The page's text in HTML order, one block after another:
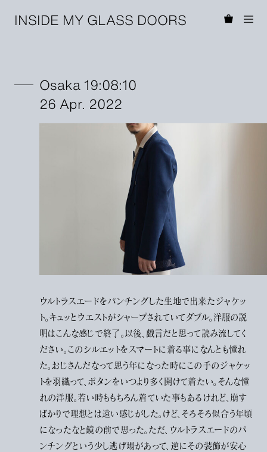
INSIDE MY GLASS DOORS
Osaka 19:08:10
26 Apr. 2022
ウルトラスエードをパンチングした生地で出来たジャケッ
ト。キュッとウエストがシャープされていてダブル。洋服の説
明はこんな感じで終了。以後、戯言だと思って読み流してく
ださい。このシルエットをスマートに着る事になんとも憧れ
た。おじさんだなって思う年になった時にこの手のジャケッ
トを羽織って、ボタンをいつより多く開けて着たい。そんな憧
れの洋服。若い時ももちろん着ていた事もあるけれど、崩す
ばかりで理想とは遠い感じがした。けど、そろそろ似合う年頃
になったなと鏡の前で思った。ただ、ウルトラスエードのパ
ンチングという少し逃げ場があって、逆にその装飾が安心